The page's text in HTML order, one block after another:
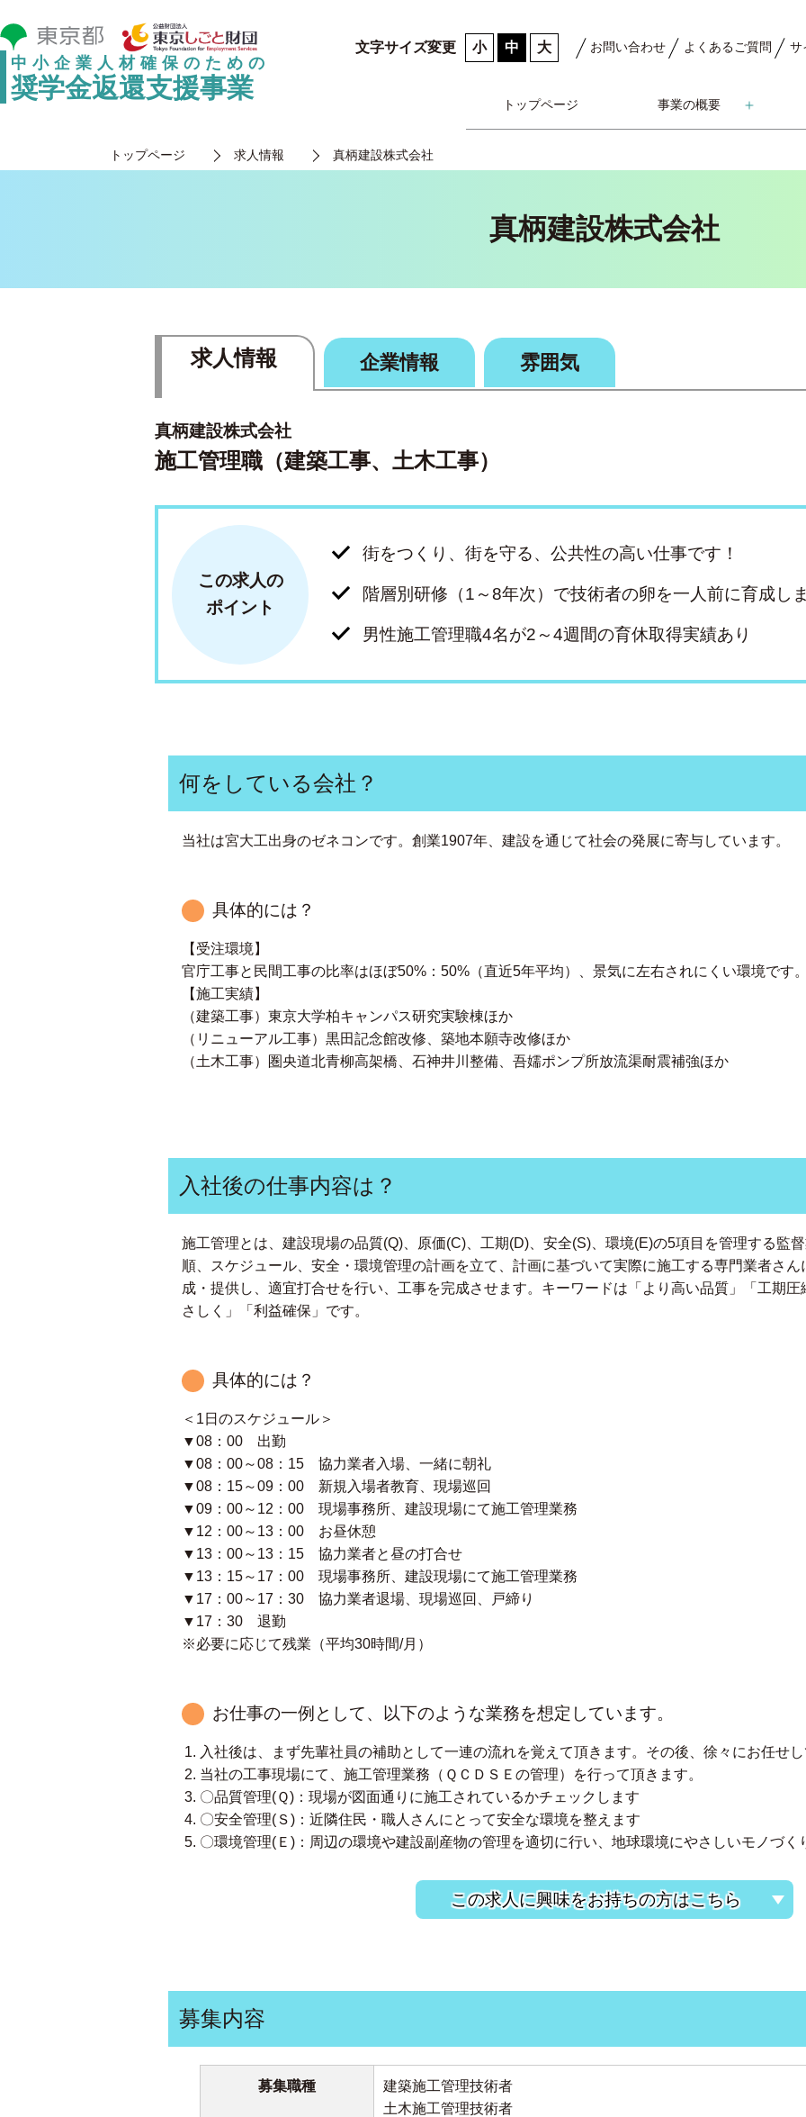
中小企業人材確保のための
奨学金返還支援事業
文字サイズ変更 小 中 大 お問い合わせ よくあるご質問 サ
トップページ 事業の概要
トップページ 求人情報 真柄建設株式会社
真柄建設株式会社
求人情報 企業情報 雰囲気
真柄建設株式会社
施工管理職（建築工事、土木工事）
この求人の
ポイント
街をつくり、街を守る、公共性の高い仕事です！
階層別研修（1～8年次）で技術者の卵を一人前に育成し
男性施工管理職4名が2～4週間の育休取得実績あり
何をしている会社？
当社は宮大工出身のゼネコンです。創業1907年、建設を通じて社会の発展に寄与しています。
具体的には？
【受注環境】
官庁工事と民間工事の比率はほぼ50%：50%（直近5年平均）、景気に左右されにくい環境です
【施工実績】
（建築工事）東京大学柏キャンパス研究実験棟ほか
（リニューアル工事）黒田記念館改修、築地本願寺改修ほか
（土木工事）圏央道北青柳高架橋、石神井川整備、吾嬬ポンプ所放流渠耐震補強ほか
入社後の仕事内容は？
施工管理とは、建設現場の品質(Q)、原価(C)、工期(D)、安全(S)、環境(E)の5項目を管理する監
順、スケジュール、安全・環境管理の計画を立て、計画に基づいて実際に施工する専門業者さ
成・提供し、適宜打合せを行い、工事を完成させます。キーワードは「より高い品質」「工期
さしく」「利益確保」です。
具体的には？
＜1日のスケジュール＞
▼08：00 出勤
▼08：00～08：15 協力業者入場、一緒に朝礼
▼08：15～09：00 新規入場者教育、現場巡回
▼09：00～12：00 現場事務所、建設現場にて施工管理業務
▼12：00～13：00 お昼休憩
▼13：00～13：15 協力業者と昼の打合せ
▼13：15～17：00 現場事務所、建設現場にて施工管理業務
▼17：00～17：30 協力業者退場、現場巡回、戸締り
▼17：30 退勤
※必要に応じて残業（平均30時間/月）
お仕事の一例として、以下のような業務を想定しています。
入社後は、まず先輩社員の補助として一連の流れを覚えて頂きます。その後、徐々にお任せ
当社の工事現場にて、施工管理業務（ＱＣＤＳＥの管理）を行って頂きます。
〇品質管理(Ｑ)：現場が図面通りに施工されているかチェックします
〇安全管理(Ｓ)：近隣住民・職人さんにとって安全な環境を整えます
〇環境管理(Ｅ)：周辺の環境や建設副産物の管理を適切に行い、地球環境にやさしいモノづく
この求人に興味をお持ちの方はこちら
募集内容
募集職種
建築施工管理技術者
土木施工管理技術者